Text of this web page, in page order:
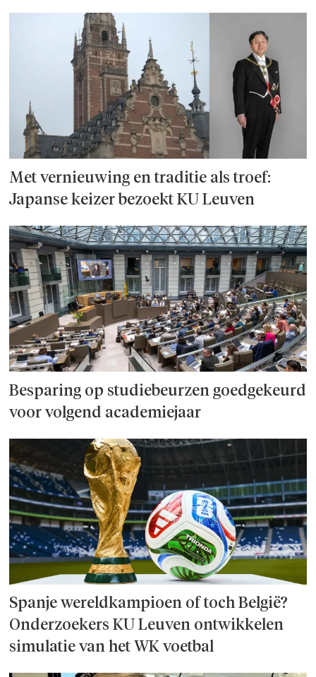
Met vernieuwing en traditie als troef:
Japanse keizer bezoekt KU Leuven
Besparing op studie­beurzen goed­ge­keurd
voor volgend academiejaar
Spanje wereld­kampioen of toch België?
Onderzoek­ers KU Leuven ontwikkelen
simulatie van het WK voetbal